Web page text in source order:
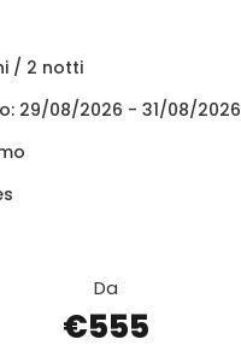
/ 2 notti
29/08/2026 - 31/08/2026
Da
€555